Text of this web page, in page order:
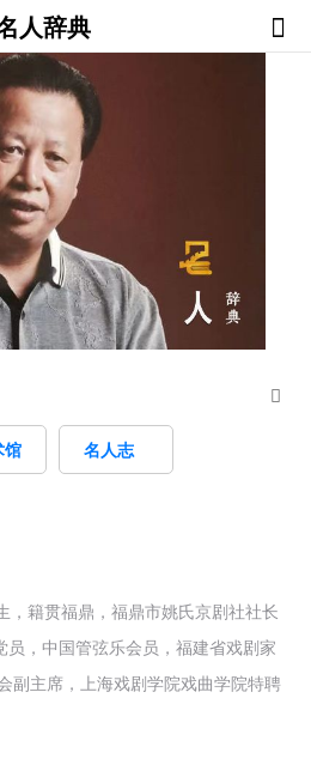
人辞典
馆 名人志
，籍贯福鼎，福鼎市姚氏京剧社社长
，中国管弦乐会员，福建省戏剧家
副主席，上海戏剧学院戏曲学院特聘